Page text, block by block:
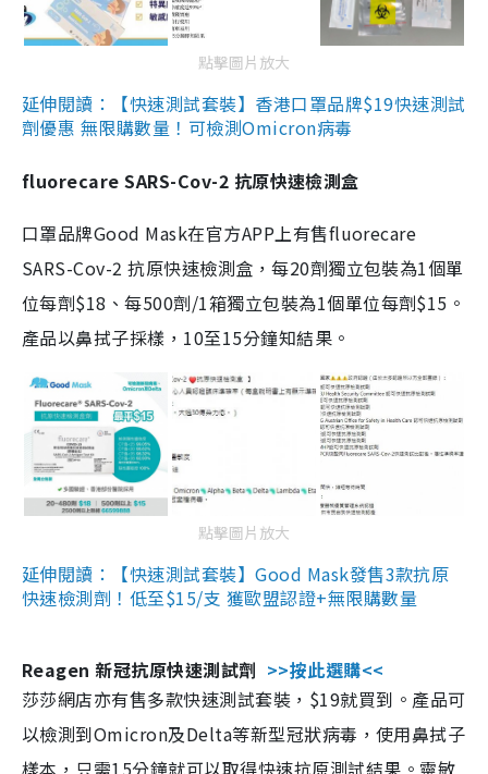
點擊圖片放大
延伸閱讀：【快速測試套裝】香港口罩品牌$19快速測試
劑優惠 無限購數量！可檢測Omicron病毒
fluorecare SARS-Cov-2 抗原快速檢測盒
口罩品牌Good Mask在官方APP上有售fluorecare
SARS-Cov-2 抗原快速檢測盒，每20劑獨立包裝為1個單
位每劑$18、每500劑/1箱獨立包裝為1個單位每劑$15。
產品以鼻拭子採樣，10至15分鐘知結果。
點擊圖片放大
延伸閱讀：【快速測試套裝】Good Mask發售3款抗原
快速檢測劑！低至$15/支 獲歐盟認證+無限購數量
Reagen 新冠抗原快速測試劑 >>按此選購<<
莎莎網店亦有售多款快速測試套裝，$19就買到。產品可
以檢測到Omicron及Delta等新型冠狀病毒，使用鼻拭子
樣本，只需15分鐘就可以取得快速抗原測試結果。靈敏